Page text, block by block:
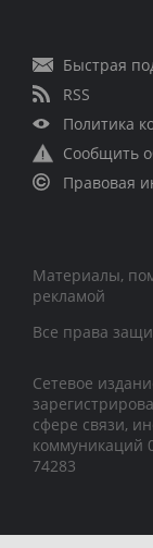
Быстрая
RSS
Политика
Сообщить
Правовая
Материалы,
рекламой
Все права
Сетевое
сфере связи,
коммуникаций
74283